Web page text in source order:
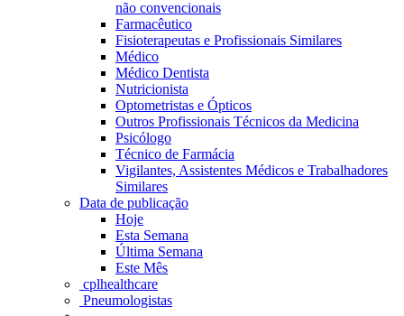
não convencionais
Farmacêutico
Fisioterapeutas e Profissionais Similares
Médico
Médico Dentista
Nutricionista
Optometristas e Ópticos
Outros Profissionais Técnicos da Medicina
Psicólogo
Técnico de Farmácia
Vigilantes, Assistentes Médicos e Trabalhadores
Similares
Data de publicação
Hoje
Esta Semana
Última Semana
Este Mês
‎ cplhealthcare‬
Pneumologistas